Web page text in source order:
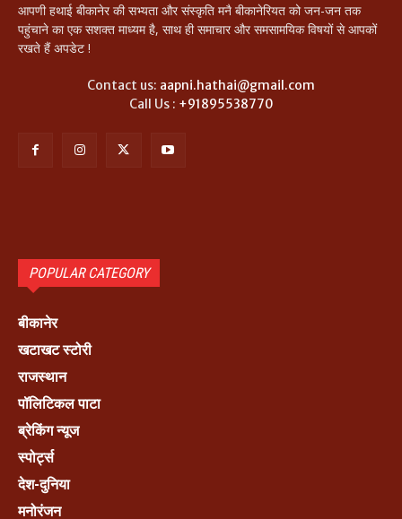
आपणी हथाई बीकानेर की सभ्यता और संस्कृति मनै बीकानेरियत को जन-जन तक
पहुंचाने का एक सशक्त माध्यम है, साथ ही समाचार और समसामयिक विषयों से आपकों
रखते हैं अपडेट !
Contact us: aapni.hathai@gmail.com
Call Us : +91895538770
POPULAR CATEGORY
बीकानेर
खटाखट स्टोरी
राजस्थान
पॉलिटिकल पाटा
ब्रेकिंग न्यूज
स्पोर्ट्स
देश-दुनिया
मनोरंजन